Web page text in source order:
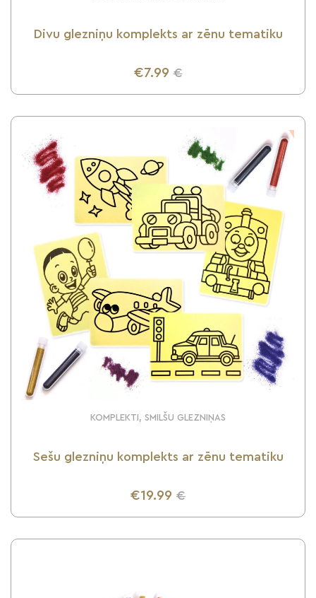
Divu glezniņu komplekts ar zēnu tematiku
€7.99 €
UZZINI VAIRĀK
KOMPLEKTI, SMILŠU GLEZNIŅAS
Sešu glezniņu komplekts ar zēnu tematiku
€19.99 €
UZZINI VAIRĀK